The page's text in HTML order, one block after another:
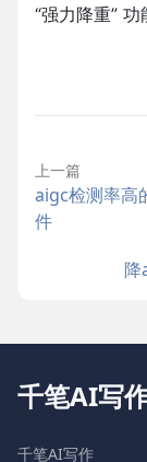
“强力降重” 功
上一篇
aigc检测率高
件
降
千笔AI写
千笔AI写作